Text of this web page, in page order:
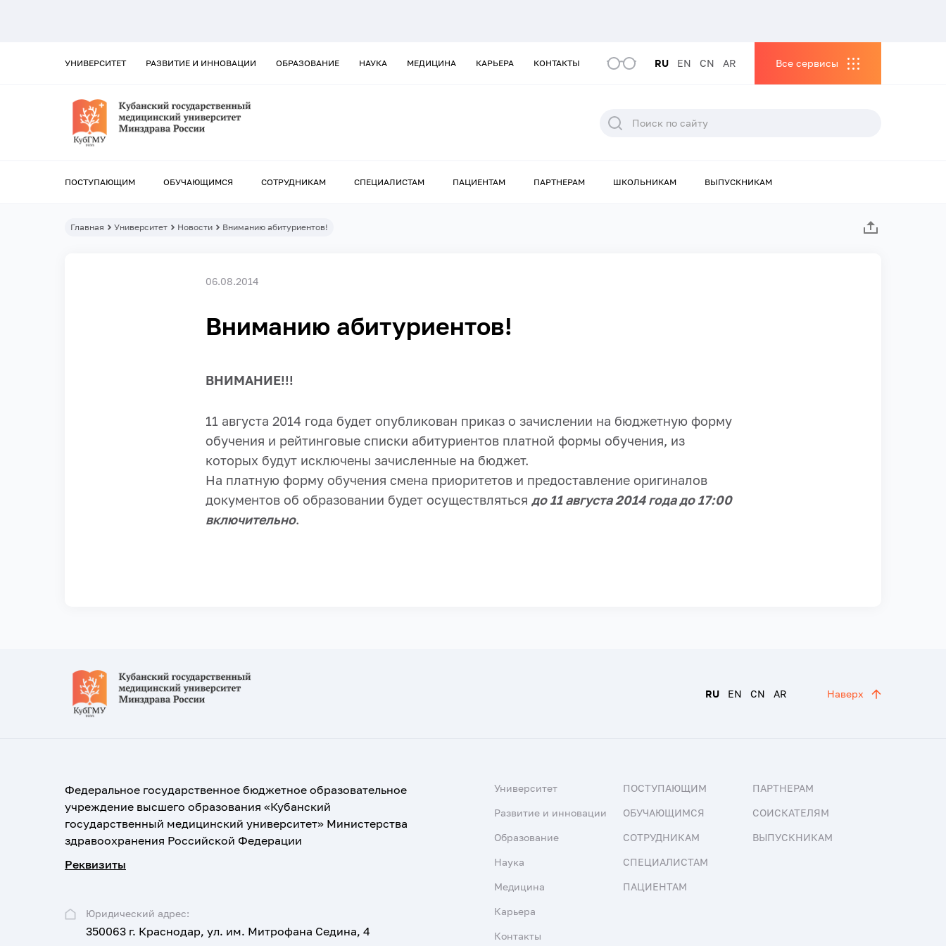
УНИВЕРСИТЕТ РАЗВИТИЕ И ИННОВАЦИИ ОБРАЗОВАНИЕ НАУКА МЕДИЦИНА КАРЬЕРА КОНТАКТЫ RU EN CN AR Все сервисы
ПОСТУПАЮЩИМ ОБУЧАЮЩИМСЯ СОТРУДНИКАМ СПЕЦИАЛИСТАМ ПАЦИЕНТАМ ПАРТНЕРАМ ШКОЛЬНИКАМ ВЫПУСКНИКАМ
Главная Университет Новости Вниманию абитуриентов!
06.08.2014
Вниманию абитуриентов!
ВНИМАНИЕ!!!
11 августа 2014 года будет опубликован приказ о зачислении на бюджетную форму
обучения и рейтинговые списки абитуриентов платной формы обучения, из
которых будут исключены зачисленные на бюджет.
На платную форму обучения смена приоритетов и предоставление оригиналов
документов об образовании будет осуществляться до 11 августа 2014 года до 17:00
включительно.
RU EN CN AR Наверх
Федеральное государственное бюджетное образовательное
учреждение высшего образования «Кубанский
государственный медицинский университет» Министерства
здравоохранения Российской Федерации
Реквизиты
Юридический адрес:
350063 г. Краснодар, ул. им. Митрофана Седина, 4
Университет
Развитие и инновации
Образование
Наука
Медицина
Карьера
Контакты
ПОСТУПАЮЩИМ
ОБУЧАЮЩИМСЯ
СОТРУДНИКАМ
СПЕЦИАЛИСТАМ
ПАЦИЕНТАМ
ПАРТНЕРАМ
СОИСКАТЕЛЯМ
ВЫПУСКНИКАМ